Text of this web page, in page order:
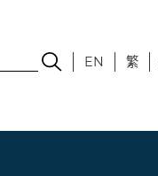
EN 繁